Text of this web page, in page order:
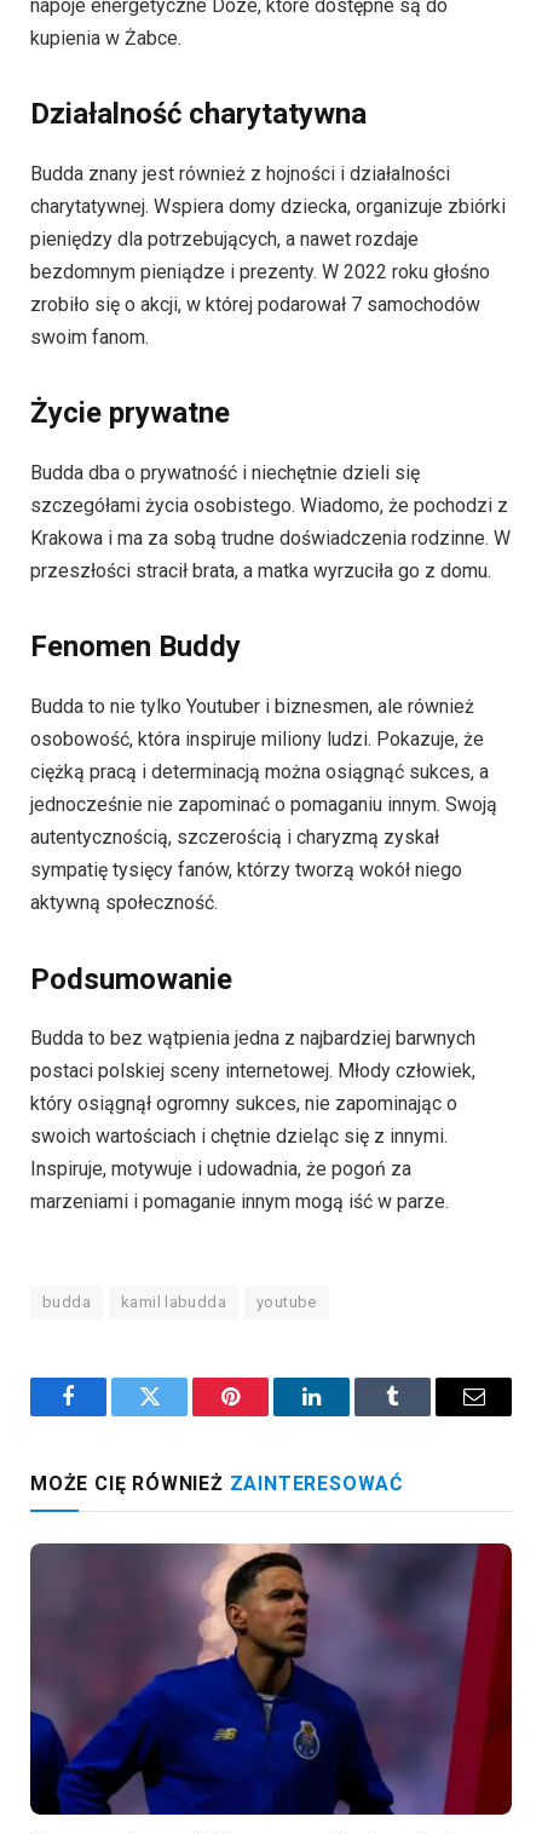
napoje energetyczne Doze, które dostępne są do
kupienia w Żabce.
Działalność charytatywna
Budda znany jest również z hojności i działalności
charytatywnej. Wspiera domy dziecka, organizuje zbiórki
pieniędzy dla potrzebujących, a nawet rozdaje
bezdomnym pieniądze i prezenty. W 2022 roku głośno
zrobiło się o akcji, w której podarował 7 samochodów
swoim fanom.
Życie prywatne
Budda dba o prywatność i niechętnie dzieli się
szczegółami życia osobistego. Wiadomo, że pochodzi z
Krakowa i ma za sobą trudne doświadczenia rodzinne. W
przeszłości stracił brata, a matka wyrzuciła go z domu.
Fenomen Buddy
Budda to nie tylko Youtuber i biznesmen, ale również
osobowość, która inspiruje miliony ludzi. Pokazuje, że
ciężką pracą i determinacją można osiągnąć sukces, a
jednocześnie nie zapominać o pomaganiu innym. Swoją
autentycznością, szczerością i charyzmą zyskał
sympatię tysięcy fanów, którzy tworzą wokół niego
aktywną społeczność.
Podsumowanie
Budda to bez wątpienia jedna z najbardziej barwnych
postaci polskiej sceny internetowej. Młody człowiek,
który osiągnął ogromny sukces, nie zapominając o
swoich wartościach i chętnie dzieląc się z innymi.
Inspiruje, motywuje i udowadnia, że pogoń za
marzeniami i pomaganie innym mogą iść w parze.
budda kamil labudda youtube
FacebookTwitter Pinterest LinkedInTumblr Email
MOŻE CIĘ RÓWNIEŻ ZAINTERESOWAĆ